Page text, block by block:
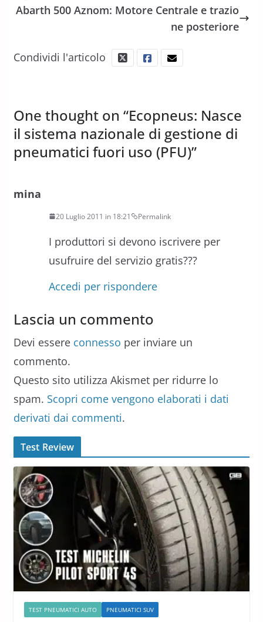
Abarth 500 Aznom: Motore Centrale e trazio
ne posteriore
Condividi l'articolo
One thought on “Ecopneus: Nasce
il sistema nazionale di gestione di
pneumatici fuori uso (PFU)”
mina
20 Luglio 2011 in 18:21 Permalink
I produttori si devono iscrivere per
usufruire del servizio gratis???
Accedi per rispondere
Lascia un commento
Devi essere connesso per inviare un
commento.
Questo sito utilizza Akismet per ridurre lo
spam. Scopri come vengono elaborati i dati
derivati dai commenti.
Test Review
TEST PNEUMATICI AUTO PNEUMATICI SUV